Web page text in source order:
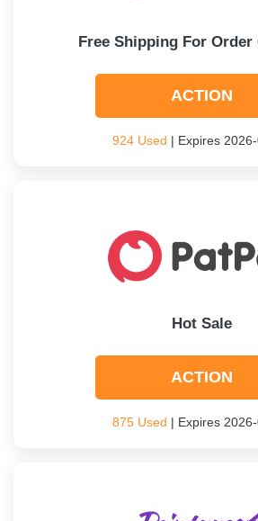
Free Shipping For Order
ACTION
924 Used | Expires
Hot Sale
ACTION
875 Used | Expires